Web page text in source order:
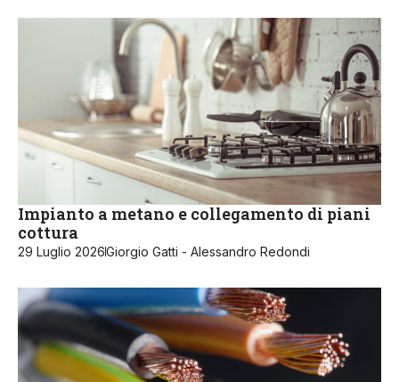
Impianto a metano e collegamento di piani
cottura
29 Luglio 2026Giorgio Gatti - Alessandro Redondi